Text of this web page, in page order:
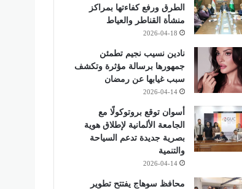
الطرق ورفع كفاءتها بمراكز
منشأة القناطر والعياط
2026-04-18
نادين نسيب نجيم تطمئن
جمهورها برسالة مؤثرة وتكشف
سبب غيابها عن رمضان
2026-04-14
أسوان توقع بروتوكولًا مع
الجامعة الألمانية لإطلاق هوية
بصرية جديدة تدعم السياحة
والتنمية
2026-04-14
محافظ سوهاج يفتتح تطوير